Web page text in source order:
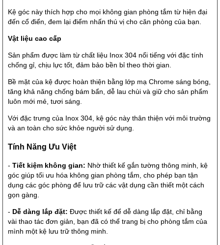
Kệ góc này thích hợp cho mọi không gian phòng tắm từ hiện đại
đến cổ điển, đem lại điểm nhấn thú vị cho căn phòng của bạn.
Vật liệu cao cấp
Sản phẩm được làm từ chất liệu Inox 304 nổi tiếng với đặc tính
chống gỉ, chịu lực tốt, đảm bảo bền bỉ theo thời gian.
Bề mặt của kệ được hoàn thiện bằng lớp mạ Chrome sáng bóng,
tăng khả năng chống bám bẩn, dễ lau chùi và giữ cho sản phẩm
luôn mới mẻ, tươi sáng.
Với đặc trưng của Inox 304, kệ góc này thân thiện với môi trường
và an toàn cho sức khỏe người sử dụng.
Tính Năng Ưu Việt
- Tiết kiệm không gian: Nhờ thiết kế gắn tường thông minh, kệ
góc giúp tối ưu hóa không gian phòng tắm, cho phép bạn tận
dụng các góc phòng để lưu trữ các vật dụng cần thiết một cách
gọn gàng.
- Dễ dàng lắp đặt: Được thiết kế để dễ dàng lắp đặt, chỉ bằng
vài thao tác đơn giản, bạn đã có thể trang bị cho phòng tắm của
mình một kệ lưu trữ thông minh.